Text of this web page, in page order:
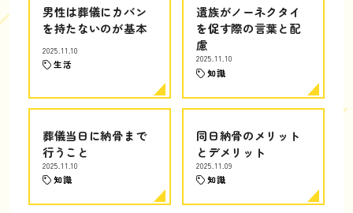
男性は葬儀にカバン
を持たないのが基本
2025.11.10
生活
遺族がノーネクタイ
を促す際の言葉と配
慮
2025.11.10
知識
葬儀当日に納骨まで
行うこと
2025.11.10
知識
同日納骨のメリット
とデメリット
2025.11.09
知識